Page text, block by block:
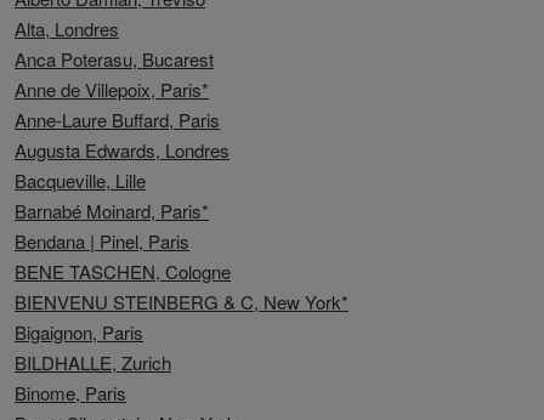
Alta, Londres
Anca Poterasu, Bucarest
Anne de Villepoix, Paris*
Anne-Laure Buffard, Paris
Augusta Edwards, Londres
Bacqueville, Lille
Barnabé Moinard, Paris*
Bendana | Pinel, Paris
BENE TASCHEN, Cologne
BIENVENU STEINBERG & C, New York*
Bigaignon, Paris
BILDHALLE, Zurich
Binome, Paris